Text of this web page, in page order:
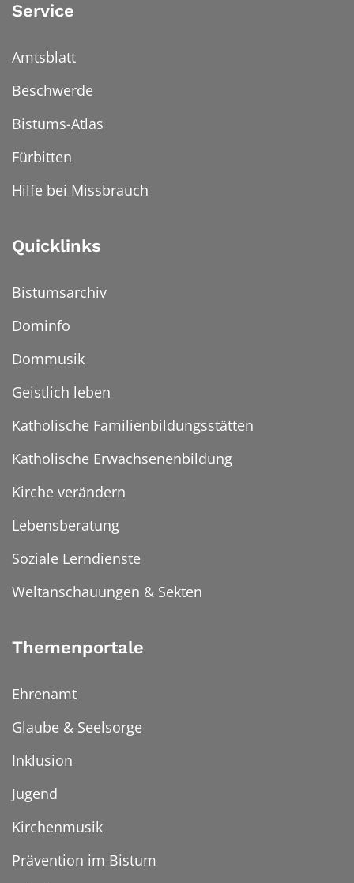
Service
Amtsblatt
Beschwerde
Bistums-Atlas
Fürbitten
Hilfe bei Missbrauch
Quicklinks
Bistumsarchiv
Dominfo
Dommusik
Geistlich leben
Katholische Familienbildungsstätten
Katholische Erwachsenenbildung
Kirche verändern
Lebensberatung
Soziale Lerndienste
Weltanschauungen & Sekten
Themenportale
Ehrenamt
Glaube & Seelsorge
Inklusion
Jugend
Kirchenmusik
Prävention im Bistum